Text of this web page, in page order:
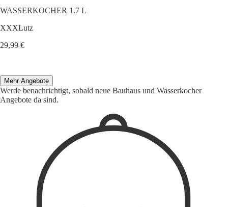
WASSERKOCHER 1.7 L
XXXLutz
29,99 €
Mehr Angebote
Werde benachrichtigt, sobald neue Bauhaus und Wasserkocher
Angebote da sind.